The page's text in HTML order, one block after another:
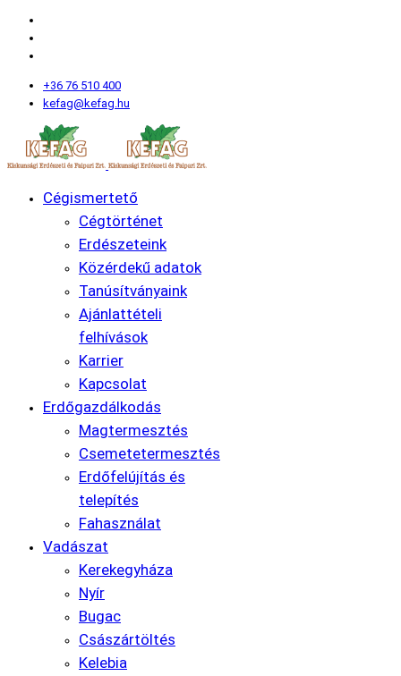
+36 76 510 400
kefag@kefag.hu
Cégismertető
Cégtörténet
Erdészeteink
Közérdekű adatok
Tanúsítványaink
Ajánlattételi
felhívások
Karrier
Kapcsolat
Erdőgazdálkodás
Magtermesztés
Csemetetermesztés
Erdőfelújítás és
telepítés
Fahasználat
Vadászat
Kerekegyháza
Nyír
Bugac
Császártöltés
Kelebia